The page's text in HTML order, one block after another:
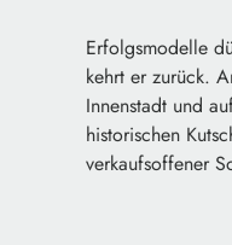
Erfolgsmodelle
kehrt er zurück.
Innenstadt und
historischen
verkaufsoffener